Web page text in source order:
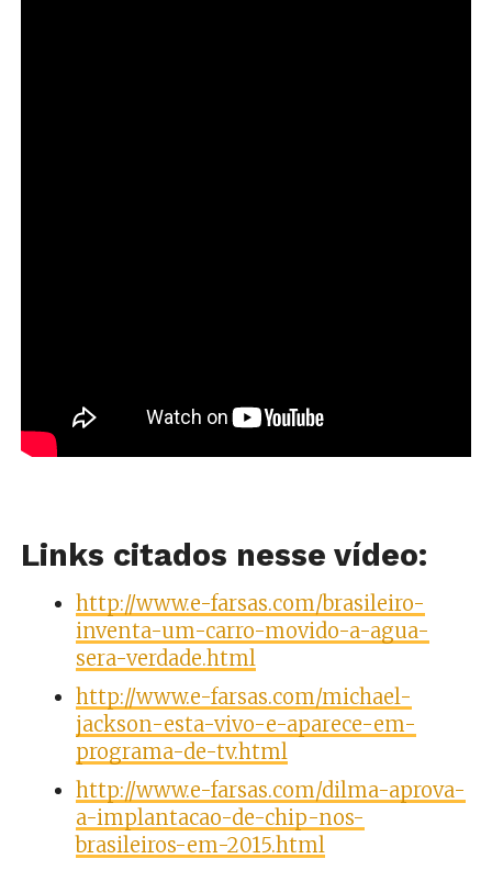
Links citados nesse vídeo:
http://www.e-farsas.com/brasileiro-
inventa-um-carro-movido-a-agua-
sera-verdade.html
http://www.e-farsas.com/michael-
jackson-esta-vivo-e-aparece-em-
programa-de-tv.html
http://www.e-farsas.com/dilma-aprova-
a-implantacao-de-chip-nos-
brasileiros-em-2015.html